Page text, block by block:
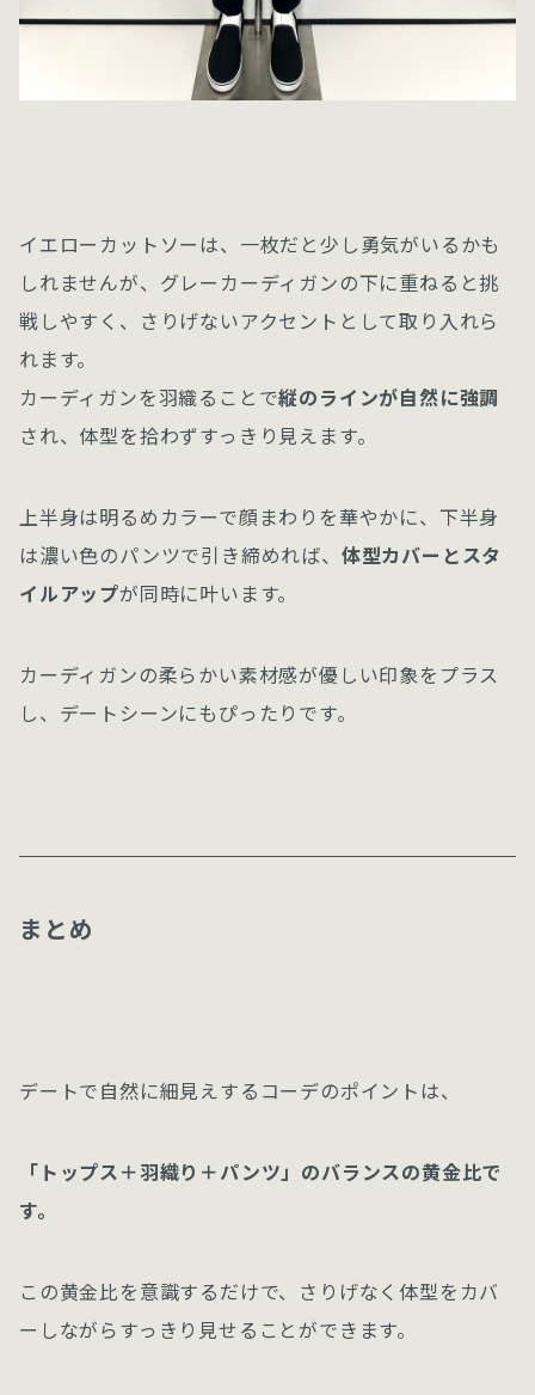
イエローカットソーは、一枚だと少し勇気がいるかも
しれませんが、グレーカーディガンの下に重ねると挑
戦しやすく、さりげないアクセントとして取り入れら
れます。
カーディガンを羽織ることで縦のラインが自然に強調
され、体型を拾わずすっきり見えます。
上半身は明るめカラーで顔まわりを華やかに、下半身
は濃い色のパンツで引き締めれば、 体型カバーとスタ
イルアップが同時に叶います。
カーディガンの柔らかい素材感が優しい印象をプラス
し、デートシーンにもぴったりです。
まとめ
デートで自然に細見えするコーデのポイントは、
「トップス＋羽織り＋パンツ」のバランスの黄金比で
す。
この黄金比を意識するだけで、さりげなく体型をカバ
ーしながらすっきり見せることができます。